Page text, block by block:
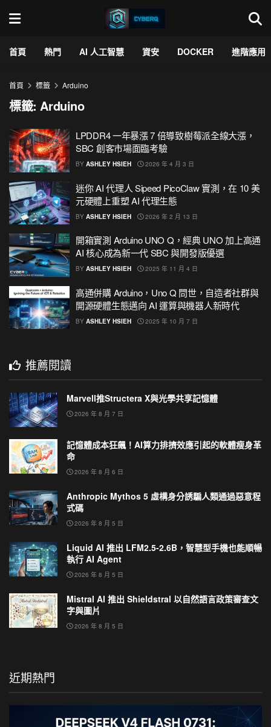
首頁 熱門 AI 人工智慧 資安 DOCKER 進階應用
首頁 標籤 Arduino
標籤:Arduino
LPDDR4 一年暴漲 7 倍導致樹莓派全線大漲，
SBC 創客市場面臨考驗
BY ASHLEY HSIEH 2026 年 4 月 3 日
迷你 AI 代理人 Sipeed PicoClaw 實測，在 10 美
元硬體上重塑 AI 代理生態
BY ASHLEY HSIEH 2026 年 2 月 13 日
開箱實測 Arduino UNO Q，經典 UNO 加上高通
AI 核心成為新一代 SBC 與開發版優選
BY ASHLEY HSIEH 2025 年 11 月 4 日
高通併購 Arduino，Uno Q 問世，自造者社群與
開源硬體生態邁向 AI 運算與機器人新時代
BY ASHLEY HSIEH 2025 年 10 月 7 日
推薦閱讀
Marvell推Structera X與光學共享記憶體
2026 年 8 月 7 日
記憶體成本狂飆！AI算力排擠效應引起的軟體瘦身革
命
2026 年 8 月 6 日
Anthropic Mythos 5 虛構身分誘騙人類通過惡意程
式碼
2026 年 8 月 5 日
Liquid AI 推出 LFM2.5-2.6B，智慧型手機也能順暢
執行 AI Agent
2026 年 8 月 5 日
Mistral AI 推出 Shieldstral 以自然語言政策審查文
字與圖片
2026 年 8 月 5 日
近期熱門